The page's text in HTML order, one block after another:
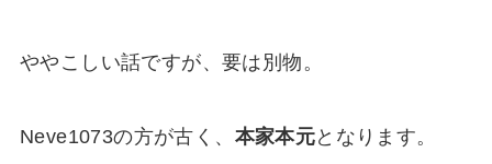
ややこしい話ですが、要は別物。
Neve1073の方が古く、 本家本元となります。